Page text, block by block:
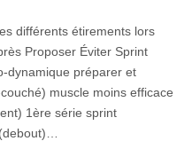
différents étirements lors
Proposer Éviter Sprint
dynamique préparer et
muscle moins efficace
1ère série sprint